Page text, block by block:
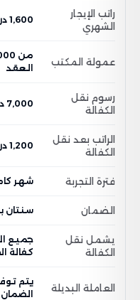
راتب الإيجار
الشهري
1,600 درهم
عمولة المكتب
العقد
رسوم نقل
الكفالة
7,000 درهم
الراتب بعد نقل
الكفالة
1,200 درهم
فترة التجربة شهر
الضمان سنتان
يشمل نقل
الكفالة
جميع
كفالة
العاملة البديلة
يتم
الضمان